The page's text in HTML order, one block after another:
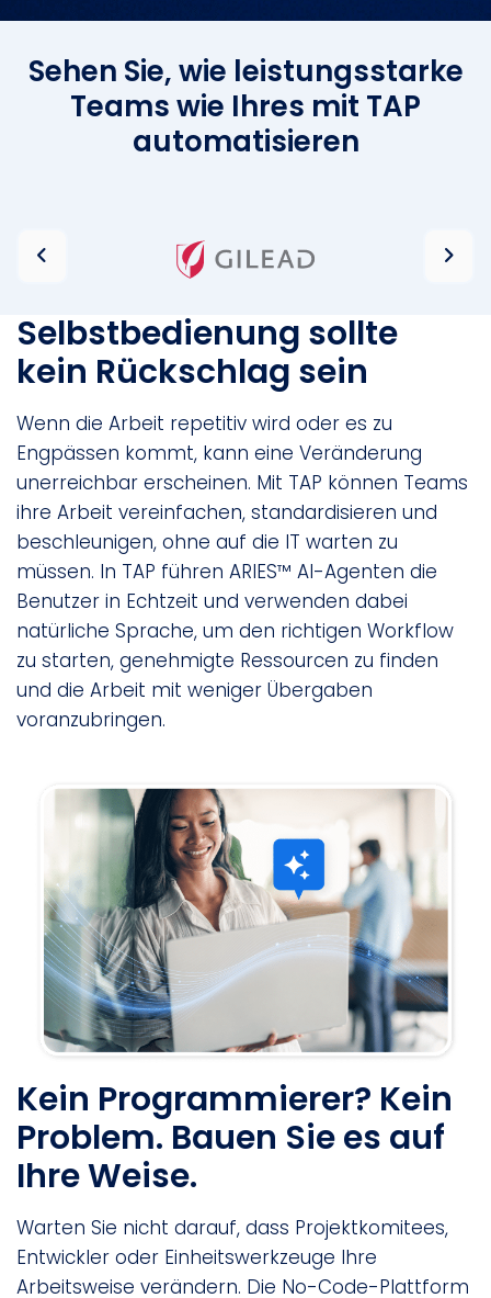
Sehen Sie, wie leistungsstarke
Teams wie Ihres mit TAP
automatisieren
Selbstbedienung sollte
kein Rückschlag sein
Wenn die Arbeit repetitiv wird oder es zu
Engpässen kommt, kann eine Veränderung
unerreichbar erscheinen. Mit TAP können Teams
ihre Arbeit vereinfachen, standardisieren und
beschleunigen, ohne auf die IT warten zu
müssen. In TAP führen ARIES™ AI-Agenten die
Benutzer in Echtzeit und verwenden dabei
natürliche Sprache, um den richtigen Workflow
zu starten, genehmigte Ressourcen zu finden
und die Arbeit mit weniger Übergaben
voranzubringen.
Kein Programmierer? Kein
Problem. Bauen Sie es auf
Ihre Weise.
Warten Sie nicht darauf, dass Projektkomitees,
Entwickler oder Einheitswerkzeuge Ihre
Arbeitsweise verändern. Die No-Code-Plattform